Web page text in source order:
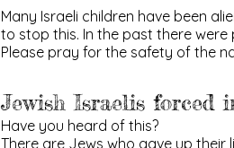
Many Israeli children have been
to stop this. In the past there were
Please pray for the safety of the
Jewish Israelis forced
Have you heard of this?
There are Jews who gave up